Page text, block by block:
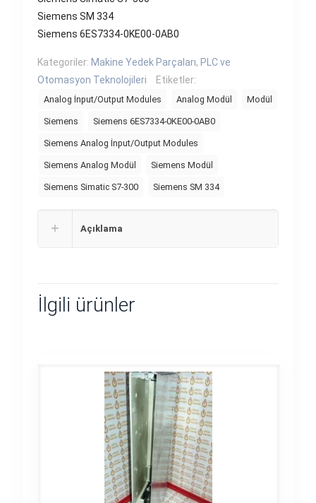
Siemens SM 334
Siemens 6ES7334-0KE00-0AB0
Kategoriler: Makine Yedek Parçaları, PLC ve
Otomasyon Teknolojileri
Etiketler:
Analog İnput/Output Modules Analog Modül Modül
Siemens Siemens 6ES7334-0KE00-0AB0
Siemens Analog İnput/Output Modules
Siemens Analog Modül Siemens Modül
Siemens Simatic S7-300 Siemens SM 334
Açıklama
İlgili ürünler